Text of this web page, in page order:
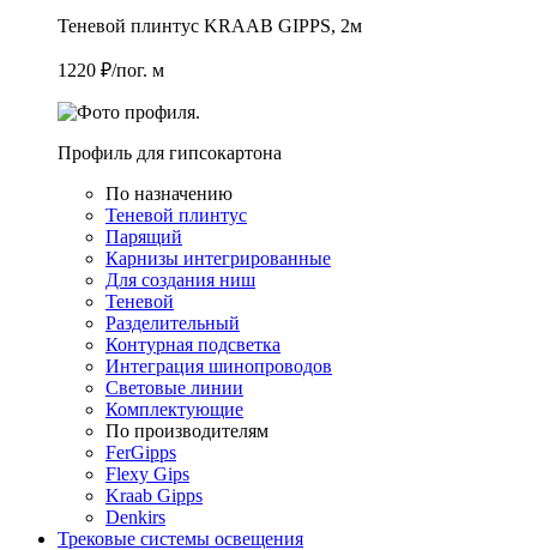
Теневой плинтус KRAAB GIPPS, 2м
1220 ₽/пог. м
Профиль для гипсокартона
По назначению
Теневой плинтус
Парящий
Карнизы интегрированные
Для создания ниш
Теневой
Разделительный
Контурная подсветка
Интеграция шинопроводов
Световые линии
Комплектующие
По производителям
FerGipps
Flexy Gips
Kraab Gipps
Denkirs
Трековые системы освещения